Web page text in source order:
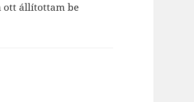
ott állítottam be